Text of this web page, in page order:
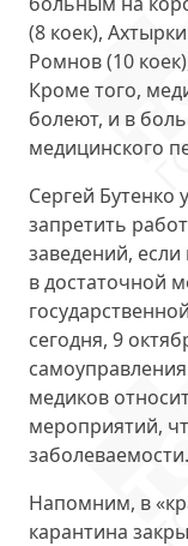
(8 коек),
Ромнов (10
Кроме того,
болеют, и в
медицинского
Сергей Бутенко
запретить
заведений, если
в достаточной
сегодня, 9
медиков
мероприятий,
заболеваемости.
Напомним, в
карантина